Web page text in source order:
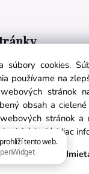
úplne ZADARMO:
súbory cookies.
používame na
webových stránok
obsah a
stránok a
prichádzajú. Viac